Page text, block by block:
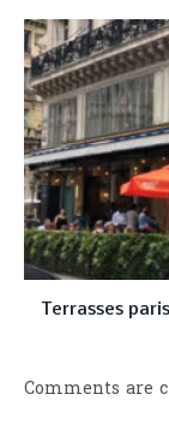
Terrasses
Comments are